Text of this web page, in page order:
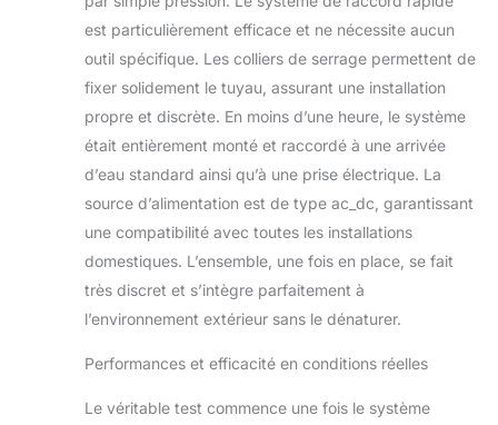
pression 50 bars
brumisation
uniforme et
homogène sur
toute la surface,
offrant ainsi une
solution efficace
pour la gestion de
la chaleur,
notamment lors de
journées chaudes.
est particulièrement efficace et ne nécessite aucun
outil spécifique. Les colliers de serrage permettent de
fixer solidement le tuyau, assurant une installation
propre et discrète. En moins d’une heure, le système
était entièrement monté et raccordé à une arrivée
d’eau standard ainsi qu’à une prise électrique. La
source d’alimentation est de type ac_dc, garantissant
une compatibilité avec toutes les installations
domestiques. L’ensemble, une fois en place, se fait
très discret et s’intègre parfaitement à
l’environnement extérieur sans le dénaturer.
Performances et efficacité en conditions réelles
Le véritable test commence une fois le système